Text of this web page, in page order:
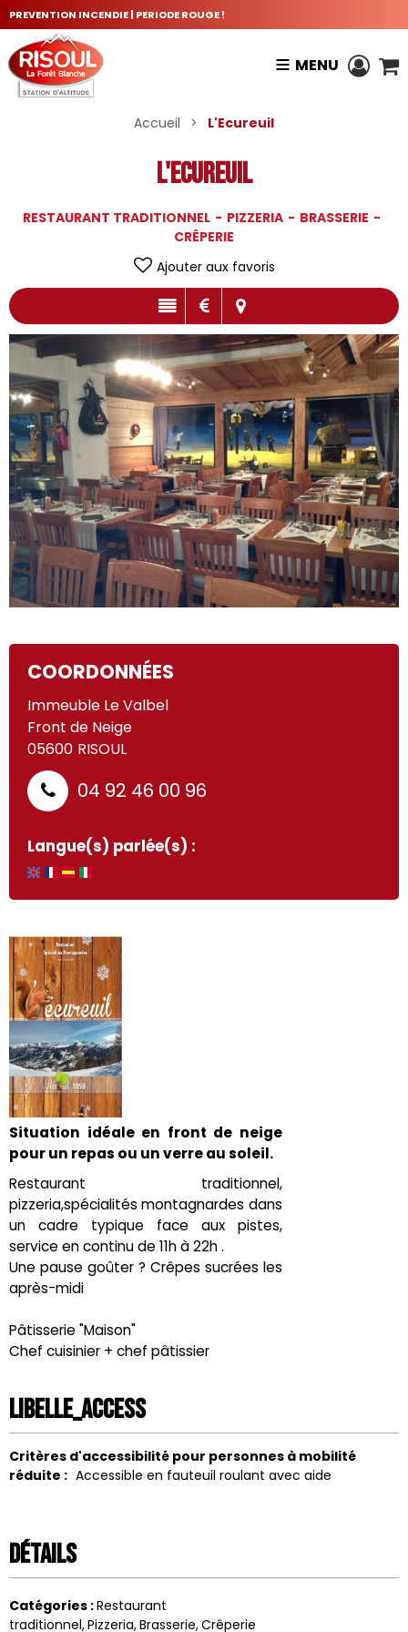
PREVENTION INCENDIE | PERIODE ROUGE !
MENU
Accueil > L'Ecureuil
L'Ecureuil
RESTAURANT TRADITIONNEL PIZZERIA
BRASSERIE
CRÊPERIE
Ajouter aux favoris
COORDONNÉES
Immeuble Le Valbel
Front de Neige
05600 RISOUL
04 92 46 00 96
Langue(s) parlée(s) :
Situation idéale en front de neige
pour un repas ou un verre au soleil.
Restaurant traditionnel,
pizzeria,spécialités montagnardes dans
un cadre typique face aux pistes,
service en continu de 11h à 22h .
Une pause goûter ? Crêpes sucrées les
après-midi
Pâtisserie "Maison"
Chef cuisinier + chef pâtissier
LIBELLE_ACCESS
Critères d'accessibilité pour personnes à mobilité
réduite : Accessible en fauteuil roulant avec aide
Détails
Catégories :Restaurant
traditionnel Pizzeria Brasserie Crêperie